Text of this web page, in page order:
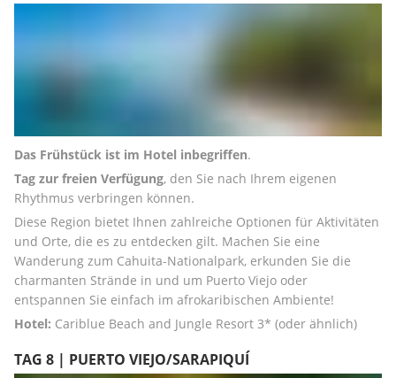
Das Frühstück ist im Hotel inbegriffen.
Tag zur freien Verfügung, den Sie nach Ihrem eigenen
Rhythmus verbringen können.
Diese Region bietet Ihnen zahlreiche Optionen für Aktivitäten
und Orte, die es zu entdecken gilt. Machen Sie eine
Wanderung zum Cahuita-Nationalpark, erkunden Sie die
charmanten Strände in und um Puerto Viejo oder
entspannen Sie einfach im afrokaribischen Ambiente!
Hotel: Cariblue Beach and Jungle Resort 3* (oder ähnlich)
TAG 8 | PUERTO VIEJO/SARAPIQUÍ